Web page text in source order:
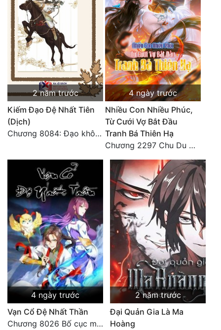
2 năm trước
Kiếm Đạo Đệ Nhất Tiên
(Dịch)
Chương 8084: Đạo không bờ bến (Đại kết cục) (10)
4 ngày trước
Nhiều Con Nhiều Phúc,
Từ Cưới Vợ Bắt Đầu
Tranh Bá Thiên Hạ
Chương 2297 Chu Du Du mang thai
4 ngày trước
Vạn Cổ Đệ Nhất Thần
Chương 8026 Bố cục mới
2 năm trước
Đại Quản Gia Là Ma
Hoàng